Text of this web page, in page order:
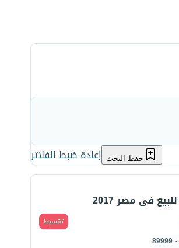
حفظ البحث إعادة ضبط الفلاتر
قارن
تقسيط